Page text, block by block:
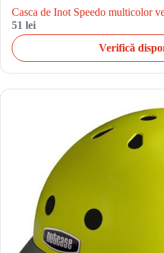
Casca de Inot Speedo multicolor
51 lei
Verifică